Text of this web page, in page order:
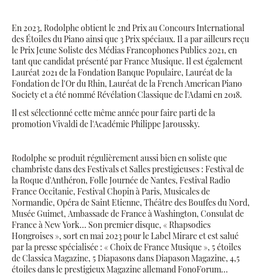
En 2023, Rodolphe obtient le 2nd Prix au Concours International
des Étoiles du Piano ainsi que 3 Prix spéciaux. Il a par ailleurs reçu
le Prix Jeune Soliste des Médias Francophones Publics 2021, en
tant que candidat présenté par France Musique. Il est également
Lauréat 2021 de la Fondation Banque Populaire, Lauréat de la
Fondation de l'Or du Rhin, Lauréat de la French American Piano
Society et a été nommé Révélation Classique de l'Adami en 2018.
Il est sélectionné cette même année pour faire parti de la
promotion Vivaldi de l'Académie Philippe Jaroussky.
Rodolphe se produit régulièrement aussi bien en soliste que
chambriste dans des Festivals et Salles prestigieuses : Festival de
la Roque d'Anthéron, Folle Journée de Nantes, Festival Radio
France Occitanie, Festival Chopin à Paris, Musicales de
Normandie, Opéra de Saint Etienne, Théâtre des Bouffes du Nord,
Musée Guimet, Ambassade de France à Washington, Consulat de
France à New York... Son premier disque, « Rhapsodies
Hongroises », sort en mai 2023 pour le Label Mirare et est salué
par la presse spécialisée : « Choix de France Musique », 5 étoiles
de Classica Magazine, 5 Diapasons dans Diapason Magazine, 4,5
étoiles dans le prestigieux Magazine allemand FonoForum...